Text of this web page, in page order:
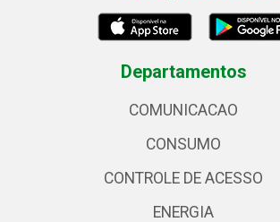
Departamentos
COMUNICACAO
CONSUMO
CONTROLE DE ACESSO
ENERGIA